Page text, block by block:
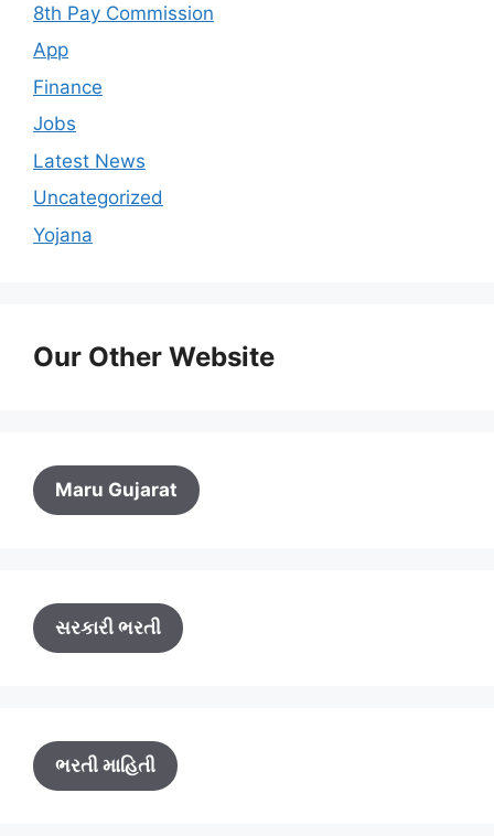
8th Pay Commission
App
Finance
Jobs
Latest News
Uncategorized
Yojana
Our Other Website
Maru Gujarat
સરકારી ભરતી
ભરતી માહિતી